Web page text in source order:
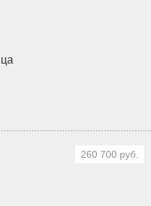
260 700 руб.